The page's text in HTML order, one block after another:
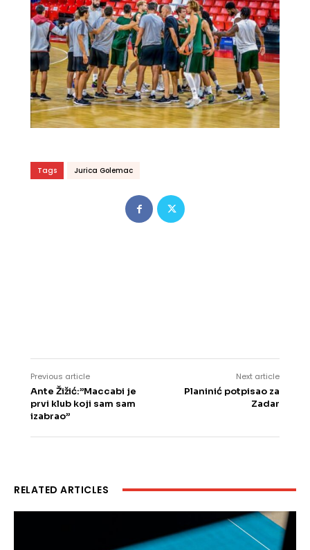
Tags Jurica Golemac
Previous article
Ante Žižić:”Maccabi je
prvi klub koji sam sam
izabrao”
Next article
Planinić potpisao za
Zadar
RELATED ARTICLES